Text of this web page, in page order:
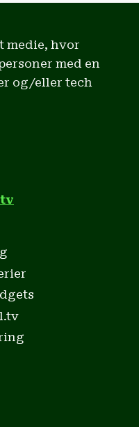
medie, hvor
med en
og/eller tech